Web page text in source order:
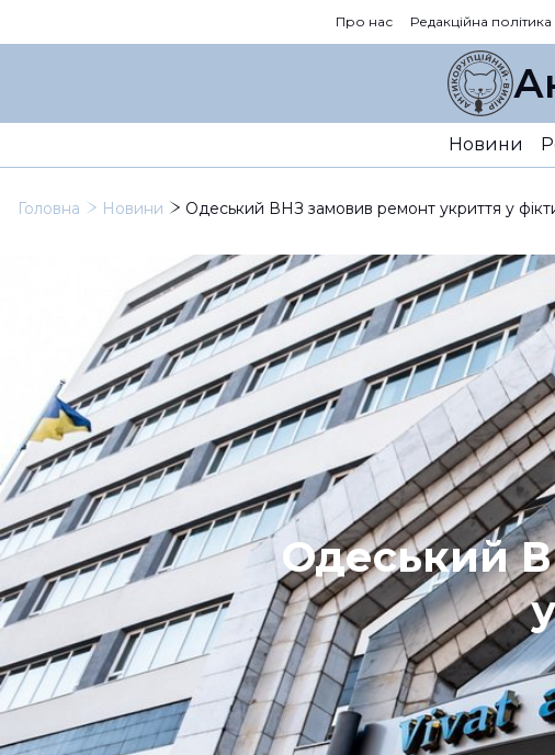
Про нас Редакційна політика
Новини
Головна Новини Одеський ВНЗ замовив ремонт укриття у
Одеський